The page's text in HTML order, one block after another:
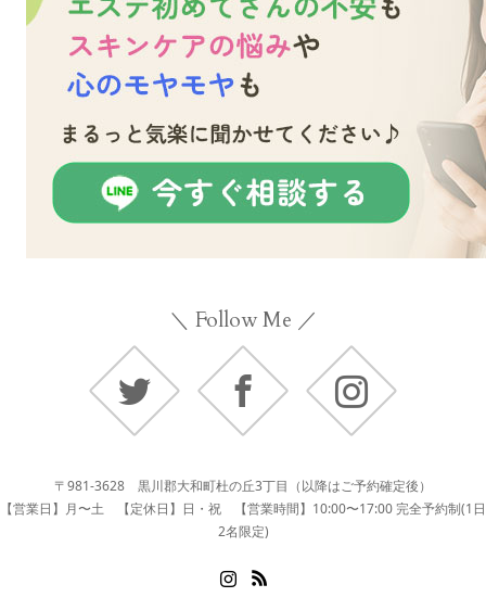
＼ Follow Me ／
Facebook Instagram
〒981-3628 黒川郡大和町杜の丘3丁目（以降はご予約確定後）
【営業日】月〜土 【定休日】日・祝 【営業時間】10:00〜17:00 完全予約制(1日
2名限定)